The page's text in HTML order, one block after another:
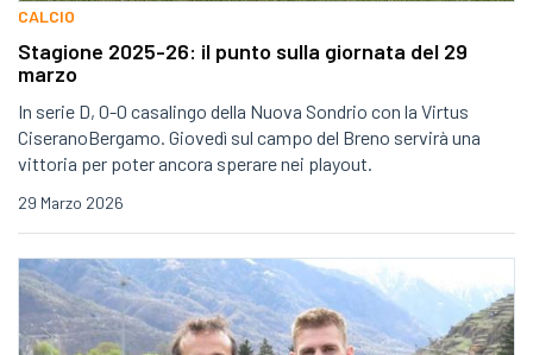
CALCIO
Stagione 2025-26: il punto sulla giornata del 29
marzo
In serie D, 0-0 casalingo della Nuova Sondrio con la Virtus
CiseranoBergamo. Giovedì sul campo del Breno servirà una
vittoria per poter ancora sperare nei playout.
29 Marzo 2026